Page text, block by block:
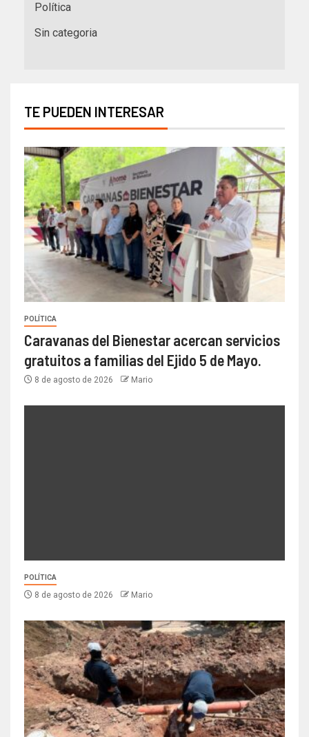
Política
Sin categoria
TE PUEDEN INTERESAR
POLÍTICA
Caravanas del Bienestar acercan servicios
gratuitos a familias del Ejido 5 de Mayo.
8 de agosto de 2026 Mario
POLÍTICA
8 de agosto de 2026 Mario